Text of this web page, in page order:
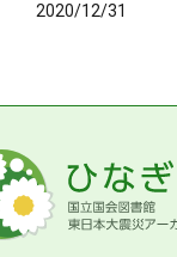
2020/12/31